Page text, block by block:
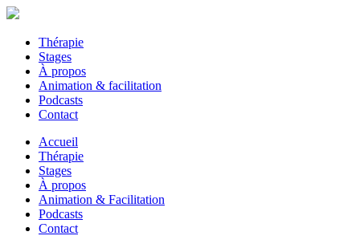
Thérapie
Stages
À propos
Animation & facilitation
Podcasts
Contact
Accueil
Thérapie
Stages
À propos
Animation & Facilitation
Podcasts
Contact